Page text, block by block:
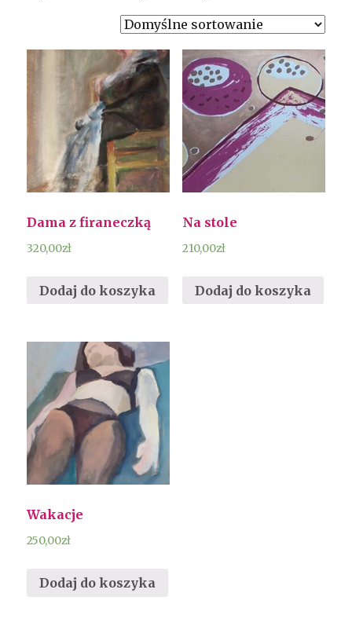
Dama z firaneczką
320,00zł
Dodaj do koszyka
Na stole
210,00zł
Dodaj do koszyka
Wakacje
250,00zł
Dodaj do koszyka